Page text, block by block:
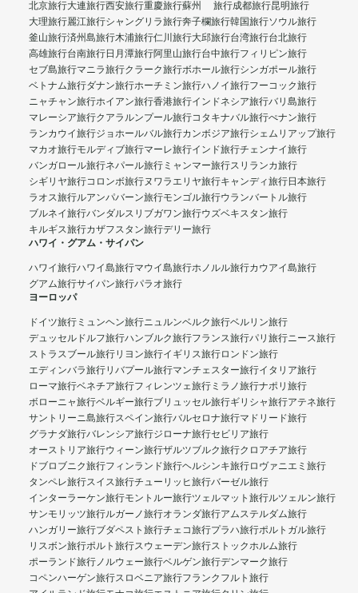
北京旅行大連旅行西安旅行重慶旅行蘇州 旅行成都旅行昆明旅行
大理旅行麗江旅行シャングリラ旅行奔子欄旅行韓国旅行ソウル旅行
釜山旅行済州島旅行木浦旅行仁川旅行大邱旅行台湾旅行台北旅行
高雄旅行台南旅行日月潭旅行阿里山旅行台中旅行フィリピン旅行
セブ島旅行マニラ旅行クラーク旅行ボホール旅行シンガポール旅行
ベトナム旅行ダナン旅行ホーチミン旅行ハノイ旅行フーコック旅行
ニャチャン旅行ホイアン旅行香港旅行インドネシア旅行バリ島旅行
マレーシア旅行クアラルンプール旅行コタキナバル旅行ぺナン旅行
ランカウイ旅行ジョホールバル旅行カンボジア旅行シェムリアップ旅行
マカオ旅行モルディブ旅行マーレ旅行インド旅行チェンナイ旅行
バンガロール旅行ネパール旅行 ミャンマー旅行スリランカ旅行
シギリヤ旅行コロンボ旅行ヌワラエリヤ旅行キャンディ旅行日本旅行
ラオス旅行ルアンパバーン旅行モンゴル旅行ウランバートル旅行
ブルネイ旅行バンダルスリブガワン旅行ウズベキスタン旅行
キルギス旅行カザフスタン旅行デリー旅行
ハワイ・グアム・サイパン
ハワイ旅行ハワイ島旅行マウイ島旅行ホノルル旅行カウアイ島旅行
グアム旅行サイパン旅行パラオ旅行
ヨーロッパ
ドイツ旅行 ミュンヘン旅行ニュルンベルク旅行ベルリン旅行
デュッセルドルフ旅行ハンブルク旅行フランス旅行パリ旅行ニース旅行
ストラスブール旅行リヨン旅行イギリス旅行ロンドン旅行
エディンバラ旅行リバプール旅行マンチェスター旅行イタリア旅行
ローマ旅行ベネチア旅行フィレンツェ旅行 ミラノ旅行ナポリ旅行
ボローニャ旅行ベルギー旅行ブリュッセル旅行ギリシャ旅行アテネ旅行
サントリーニ島旅行スペイン旅行バルセロナ旅行マドリード旅行
グラナダ旅行バレンシア旅行ジローナ旅行セビリア旅行
オーストリア旅行ウィーン旅行ザルツブルク旅行クロアチア旅行
ドブロブニク旅行フィンランド旅行ヘルシンキ旅行ロヴァニエミ旅行
タンペレ旅行スイス旅行チューリッヒ旅行バーゼル旅行
インターラーケン旅行モントルー旅行ツェルマット旅行ルツェルン旅行
サンモリッツ旅行ルガーノ旅行オランダ旅行アムステルダム旅行
ハンガリー旅行ブダペスト旅行チェコ旅行プラハ旅行ポルトガル旅行
リスボン旅行ポルト旅行スウェーデン旅行ストックホルム旅行
ポーランド旅行ノルウェー旅行ベルゲン旅行デンマーク旅行
コペンハーゲン旅行スロベニア旅行フランクフルト旅行